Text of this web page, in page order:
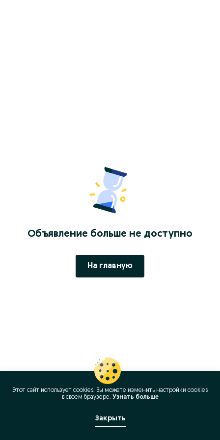
Объявление больше не доступно
На главную
Этот сайт использует cookies. Вы можете изменить настройки cookies
в своeм браузере. Узнать больше
Закрыть